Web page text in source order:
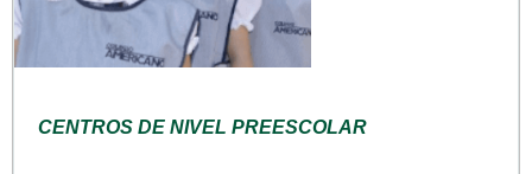
CENTROS DE NIVEL PREESCOLAR